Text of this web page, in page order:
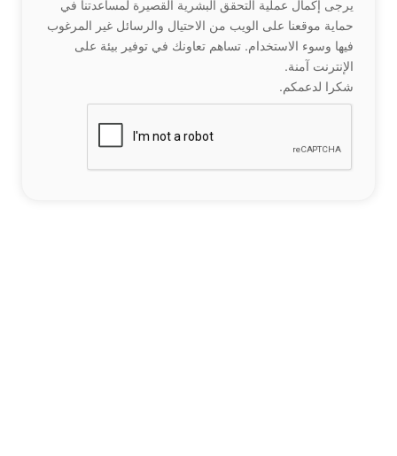
يرجى إكمال عملية التحقق البشرية القصيرة لمساعدتنا في
حماية موقعنا على الويب من الاحتيال والرسائل غير المرغوب
فيها وسوء الاستخدام. تساهم تعاونك في توفير بيئة على
الإنترنت آمنة.
شكرا لدعمكم.